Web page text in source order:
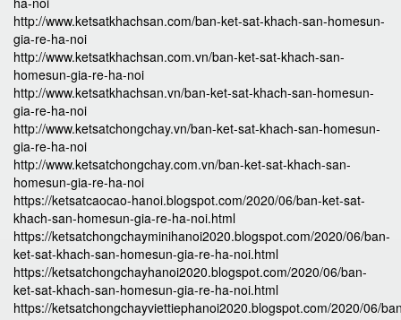
http://www.ketsatkhachsan.com/ban-ket-sat-khach-san-homesun-
gia-re-ha-noi
http://www.ketsatkhachsan.com.vn/ban-ket-sat-khach-san-
homesun-gia-re-ha-noi
http://www.ketsatkhachsan.vn/ban-ket-sat-khach-san-homesun-
gia-re-ha-noi
http://www.ketsatchongchay.vn/ban-ket-sat-khach-san-homesun-
gia-re-ha-noi
http://www.ketsatchongchay.com.vn/ban-ket-sat-khach-san-
homesun-gia-re-ha-noi
https://ketsatcaocao-hanoi.blogspot.com/2020/06/ban-ket-sat-
khach-san-homesun-gia-re-ha-noi.html
https://ketsatchongchayminihanoi2020.blogspot.com/2020/06/ban-
ket-sat-khach-san-homesun-gia-re-ha-noi.html
https://ketsatchongchayhanoi2020.blogspot.com/2020/06/ban-
ket-sat-khach-san-homesun-gia-re-ha-noi.html
https://ketsatchongchayviettiephanoi2020.blogspot.com/2020/06/